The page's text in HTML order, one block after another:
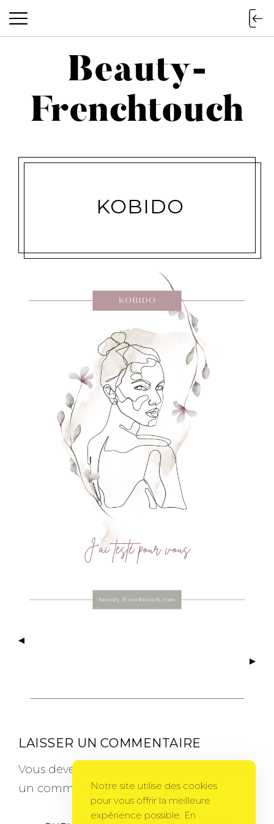
Beauty-Frenchtouch
Beauty-
Frenchtouch
KOBIDO
LAISSER UN COMMENTAIRE
Vous devez
un commentaire.Notre site utilise des cookies
pour vous offrir la meilleure
expérience possible. En